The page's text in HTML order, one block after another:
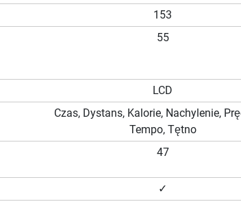
153
55
LCD
Czas, Dystans, Kalorie, Nachylenie,
Tempo, Tętno
47
✓